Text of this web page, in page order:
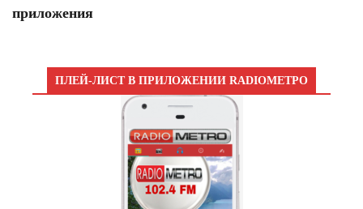
приложения
ПЛЕЙ-ЛИСТ В ПРИЛОЖЕНИИ RADIOМЕТРО